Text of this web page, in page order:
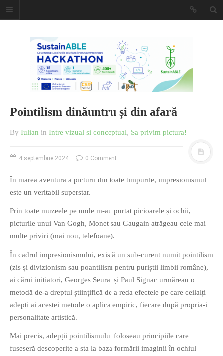
Caiet de
insemnari
DESCARCĂ!
O poveste in care sexul se
confunda cu dragostea,
cinismul cu idealismul si
poezia cu umorul.
Pointilism dinăuntru și din afară
By Iulian in Intre vizual si conceptual, Sa privim pictura!
4 septembrie 2024 0 Comment
În marea aventură a picturii din toate timpurile, impresionismul
este un veritabil superstar.
Prin toate muzeele pe unde m-au purtat picioarele și ochii,
picturile unui Van Gogh, Monet sau Gaugain atrăgeau cele mai
multe priviri (mai nou, telefoane).
În cadrul impresionismului, există un sub-curent numit pointilism
(zis și divizionism sau poantilism pentru puriștii limbii române),
ai cărui inițiatori, Georges Seurat și Paul Signac urmăreau o
metodă de-a dreptul științifică de a reda efectele pe care ceilalți
adepți ai acestei metode o aplica empiric, fiecare după propria-i
personalitate artistică.
Mai precis, adepții pointilismului foloseau principiile care
fuseseră descoperite a sta la baza formării imaginii în ochiul